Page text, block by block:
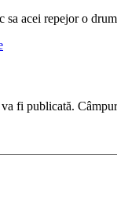
sa acei repejor o
fi publicată.